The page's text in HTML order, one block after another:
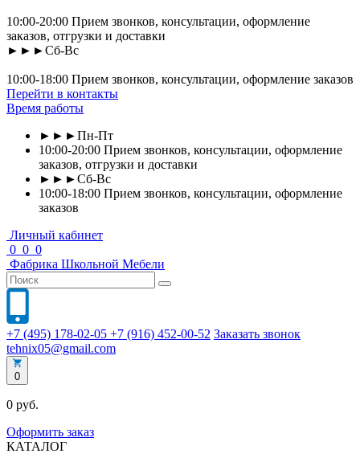
10:00-20:00 Прием звонков, консультации, оформление
заказов, отгрузки и доставки
►►►Сб-Вс
10:00-18:00 Прием звонков, консультации, оформление заказов
Перейти в контакты
Время работы
►►►Пн-Пт
10:00-20:00 Прием звонков, консультации, оформление
заказов, отгрузки и доставки
►►►Сб-Вс
10:00-18:00 Прием звонков, консультации, оформление
заказов
Личный кабинет
0 0 0
Фабрика Школьной Мебели
+7 (495) 178-02-05 +7 (916) 452-00-52 Заказать звонок
tehnix05@gmail.com
0
0 руб.
Оформить заказ
КАТАЛОГ